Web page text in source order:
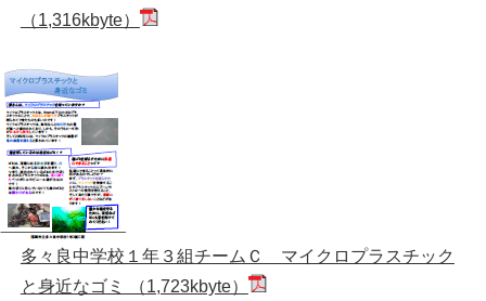
（1,316kbyte）
多々良中学校１年３組チームＣ マイクロプラスチック
と身近なゴミ （1,723kbyte）